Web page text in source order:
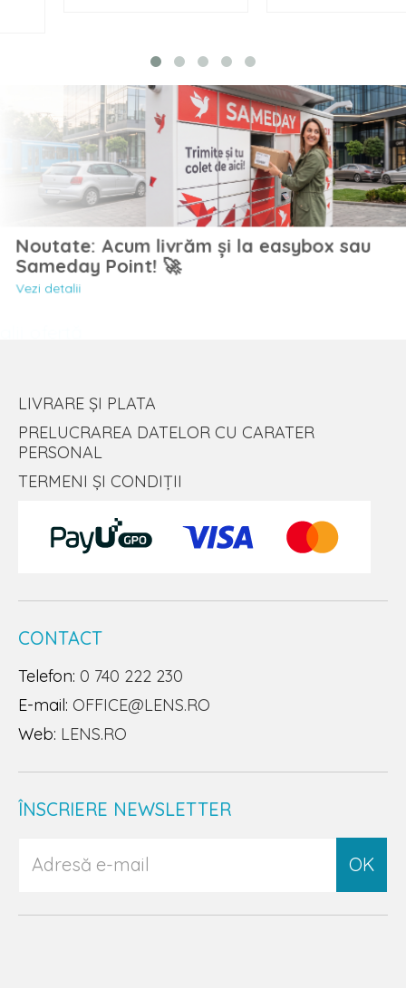
Noutate: Acum livrăm și la easybox sau
Sameday Point! 🚀
Vezi detalii
LIVRARE ȘI PLATA
PRELUCRAREA DATELOR CU CARATER
PERSONAL
TERMENI ȘI CONDIȚII
CONTACT
Telefon: 0 740 222 230
E-mail: OFFICE@LENS.RO
Web: LENS.RO
ÎNSCRIERE NEWSLETTER
OK